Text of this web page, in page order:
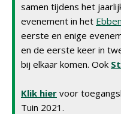
samen tijdens het
evenement in het
eerste en enige
en de eerste keer in
bij elkaar komen. Ook
Klik hier voor
Tuin 2021.